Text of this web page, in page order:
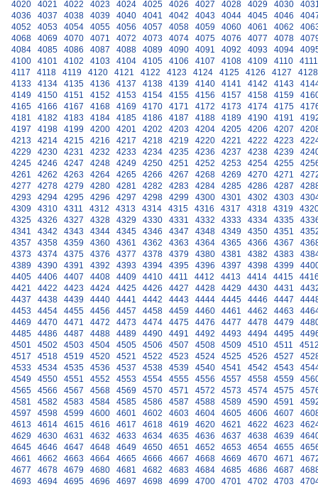
4020 4021 4022 4023 4024 4025 4026 4027 4028 4029 4030
4036
4037 4038 4039 4040 4041 4042 4043 4044 4045 4046
4052
4053 4054 4055 4056 4057 4058 4059 4060 4061 4062
4068
4069 4070 4071 4072 4073 4074 4075 4076 4077 4078
4084
4085 4086 4087 4088 4089 4090 4091 4092 4093 4094
4100
4101 4102 4103 4104 4105 4106 4107 4108 4109 4110
4111
4117
4118 4119 4120 4121 4122 4123 4124 4125 4126 4127
4128
4133
4134 4135 4136 4137 4138 4139 4140 4141 4142 4143
4149
4150 4151 4152 4153 4154 4155 4156 4157 4158 4159
4165
4166 4167 4168 4169 4170 4171 4172 4173 4174 4175
4181
4182 4183 4184 4185 4186 4187 4188 4189 4190 4191
4197
4198 4199 4200 4201 4202 4203 4204 4205 4206 4207
4213
4214 4215 4216 4217 4218 4219 4220 4221 4222 4223
4229
4230 4231 4232 4233 4234 4235 4236 4237 4238 4239
4245
4246 4247 4248 4249 4250 4251 4252 4253 4254 4255
4261
4262 4263 4264 4265 4266 4267 4268 4269 4270 4271
4277
4278 4279 4280 4281 4282 4283 4284 4285 4286 4287
4293
4294 4295 4296 4297 4298 4299 4300 4301 4302 4303
4309
4310 4311 4312 4313 4314 4315 4316 4317 4318 4319
4325
4326 4327 4328 4329 4330 4331 4332 4333 4334 4335
4341
4342 4343 4344 4345 4346 4347 4348 4349 4350 4351
4357
4358 4359 4360 4361 4362 4363 4364 4365 4366 4367
4373
4374 4375 4376 4377 4378 4379 4380 4381 4382 4383
4389
4390 4391 4392 4393 4394 4395 4396 4397 4398 4399
4405
4406 4407 4408 4409 4410 4411 4412 4413 4414 4415
4421
4422 4423 4424 4425 4426 4427 4428 4429 4430 4431
4437
4438 4439 4440 4441 4442 4443 4444 4445 4446 4447
4453
4454 4455 4456 4457 4458 4459 4460 4461 4462 4463
4469
4470 4471 4472 4473 4474 4475 4476 4477 4478 4479
4485
4486 4487 4488 4489 4490 4491 4492 4493 4494 4495
4501
4502 4503 4504 4505 4506 4507 4508 4509 4510 4511
4517
4518 4519 4520 4521 4522 4523 4524 4525 4526 4527
4533
4534 4535 4536 4537 4538 4539 4540 4541 4542 4543
4549
4550 4551 4552 4553 4554 4555 4556 4557 4558 4559
4565
4566 4567 4568 4569 4570 4571 4572 4573 4574 4575
4581
4582 4583 4584 4585 4586 4587 4588 4589 4590 4591
4597
4598 4599 4600 4601 4602 4603 4604 4605 4606 4607
4613
4614 4615 4616 4617 4618 4619 4620 4621 4622 4623
4629
4630 4631 4632 4633 4634 4635 4636 4637 4638 4639
4645
4646 4647 4648 4649 4650 4651 4652 4653 4654 4655
4661
4662 4663 4664 4665 4666 4667 4668 4669 4670 4671
4677
4678 4679 4680 4681 4682 4683 4684 4685 4686 4687
4693
4694 4695 4696 4697 4698 4699 4700 4701 4702 4703